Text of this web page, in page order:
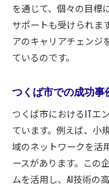
を通じて、個々の目標
サポートも受けられま
アのキャリアチェンジ
ているのです。
つくば市での成功事
つくば市におけるITエ
ています。例えば、小
域のネットワークを活
ースがあります。この
ムを活用し、AI技術の